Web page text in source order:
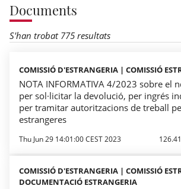
Documents
S'han trobat 775 resultats
COMISSIÓ D'ESTRANGERIA | COMISSIÓ
NOTA INFORMATIVA 4/2023 sobre el
per sol·licitar la devolució, per ingrés
per tramitar autoritzacions de treball
estrangeres
Thu Jun 29 14:01:00 CEST 2023
COMISSIÓ D'ESTRANGERIA | COMISSIÓ
DOCUMENTACIÓ ESTRANGERIA